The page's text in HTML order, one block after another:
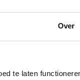
Over
te laten